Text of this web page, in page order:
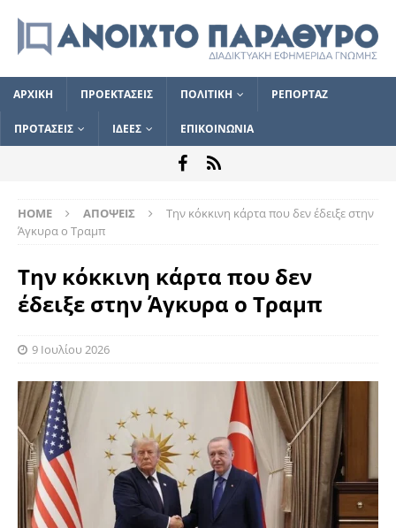
ΑΡΧΙΚΗ ΠΡΟΕΚΤΑΣΕΙΣ ΠΟΛΙΤΙΚΗ ΡΕΠΟΡΤΑΖ
ΠΡΟΤΑΣΕΙΣ ΙΔΕΕΣ ΕΠΙΚΟΙΝΩΝΙΑ
HOME ΑΠΟΨΕΙΣ
Την κόκκινη κάρτα που δεν έδειξε στην
Άγκυρα ο Τραμπ
Την κόκκινη κάρτα που δεν
έδειξε στην Άγκυρα ο Τραμπ
9 Ιουλίου 2026